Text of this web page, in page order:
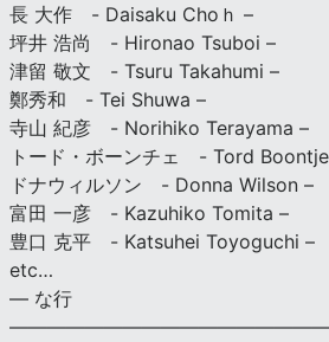
長 大作 - Daisaku Choｈ –
坪井 浩尚 - Hironao Tsuboi –
津留 敬文 - Tsuru Takahumi –
鄭秀和 - Tei Shuwa –
寺山 紀彦 - Norihiko Terayama –
トード・ボーンチェ - Tord
ドナウィルソン - Donna Wilson –
富田 一彦 - Kazuhiko Tomita –
豊口 克平 - Katsuhei Toyoguchi –
etc…
— な行